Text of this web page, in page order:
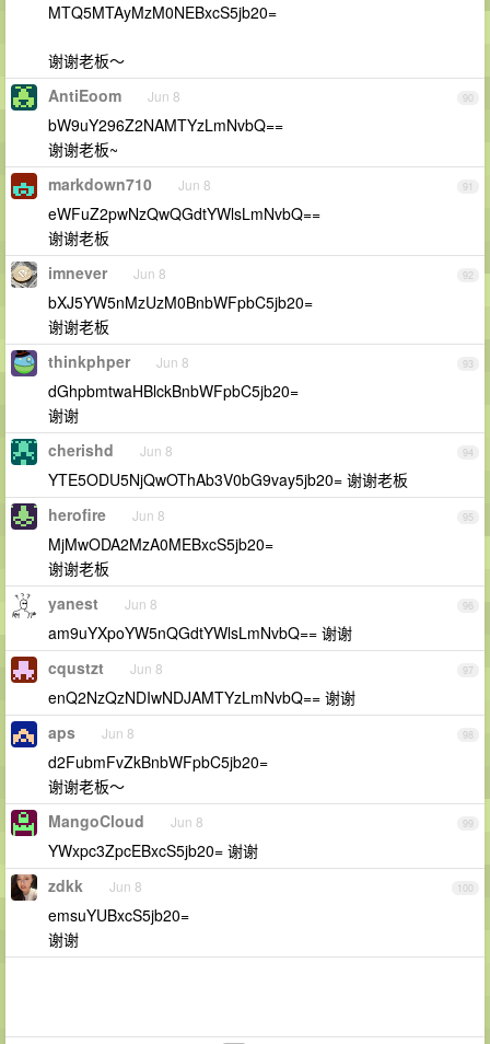
MTQ5MTAyMzM0NEBxcS5jb20=
谢谢老板～
90
AntiEoom Jun 8
bW9uY296Z2NAMTYzLmNvbQ==
谢谢老板~
91
markdown710 Jun 8
eWFuZ2pwNzQwQGdtYWlsLmNvbQ==
谢谢老板
92
imnever Jun 8
bXJ5YW5nMzUzM0BnbWFpbC5jb20=
谢谢老板
93
thinkphper Jun 8
dGhpbmtwaHBlckBnbWFpbC5jb20=
谢谢
94
cherishd Jun 8
YTE5ODU5NjQwOThAb3V0bG9vay5jb20= 谢谢老板
95
herofire Jun 8
MjMwODA2MzA0MEBxcS5jb20=
谢谢老板
96
yanest Jun 8
am9uYXpoYW5nQGdtYWlsLmNvbQ== 谢谢
97
cqustzt Jun 8
enQ2NzQzNDIwNDJAMTYzLmNvbQ== 谢谢
98
aps Jun 8
d2FubmFvZkBnbWFpbC5jb20=
谢谢老板～
99
MangoCloud Jun 8
YWxpc3ZpcEBxcS5jb20= 谢谢
100
zdkk Jun 8
emsuYUBxcS5jb20=
谢谢